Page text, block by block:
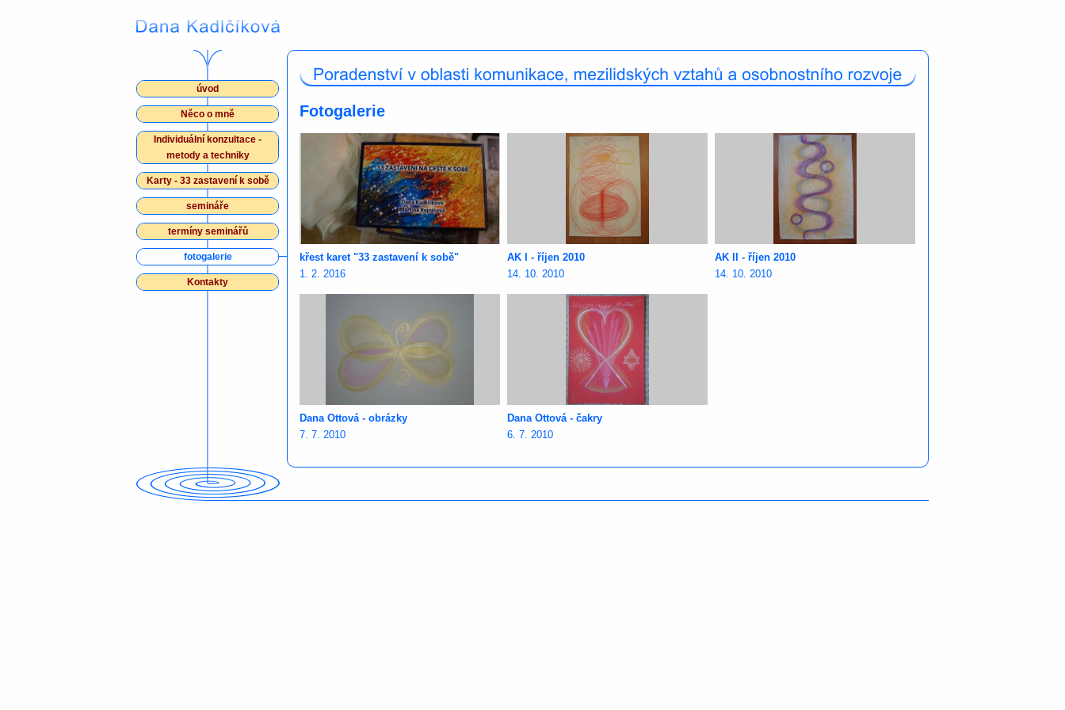
Fotogalerie
křest karet "33 zastavení k sobě"
1. 2. 2016
AK I - říjen 2010
14. 10. 2010
AK II - říjen 2010
14. 10. 2010
Dana Ottová - obrázky
7. 7. 2010
Dana Ottová - čakry
6. 7. 2010
úvod
Něco o mně
Individuální konzultace -
metody a techniky
Karty - 33 zastavení k sobě
semináře
termíny seminářů
fotogalerie
Kontakty